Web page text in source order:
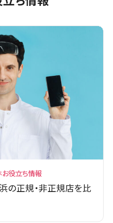
役立ち情報
の正規・非正規店を比